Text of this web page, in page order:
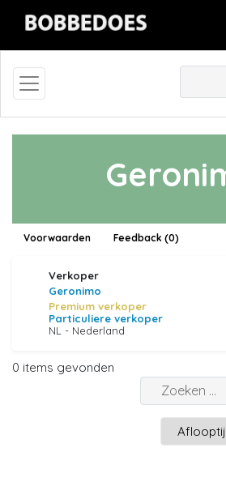
Voorwaarden Feedback (0)
Verkoper
Geronimo
Premium verkoper
Particuliere verkoper
NL - Nederland
0 items gevonden